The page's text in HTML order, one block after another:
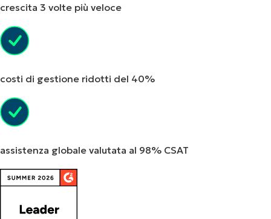
Nome
dell'azienda
crescita 3 volte più veloce
costi di gestione ridotti del 40%
assistenza globale valutata al 98% CSAT